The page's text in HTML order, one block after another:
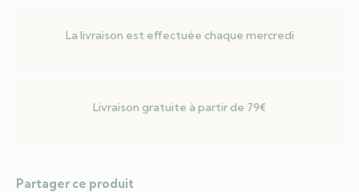
La livraison est effectuée chaque mercredi
Livraison gratuite à partir de 79€
Partager ce produit